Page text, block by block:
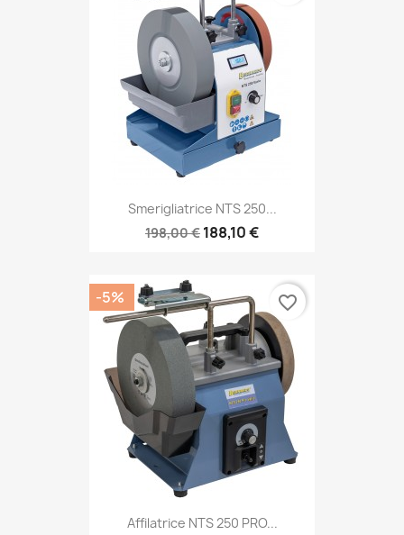
Smerigliatrice NTS 250...
198,00 € 188,10 €
Affilatrice NTS 250 PRO...
-5% favorite_border